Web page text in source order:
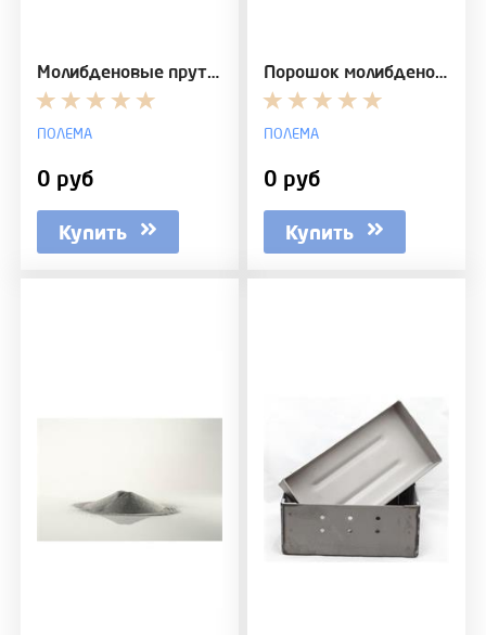
Молибденовые прутки, поковки
ПОЛЕМА
0 руб
Купить
Порошок молибденовый для плазменного напыления М-М…
ПОЛЕМА
0 руб
Купить